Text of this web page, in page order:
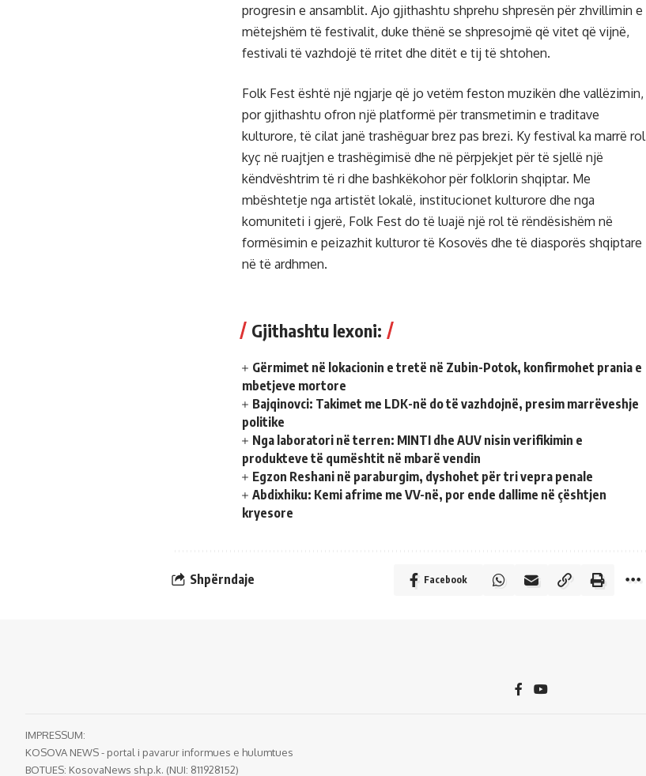
progresin e ansamblit. Ajo gjithashtu shprehu shpresën për zhvillimin e
mëtejshëm të festivalit, duke thënë se shpresojmë që vitet që vijnë,
festivali të vazhdojë të rritet dhe ditët e tij të shtohen.
Folk Fest është një ngjarje që jo vetëm feston muzikën dhe vallëzimin,
por gjithashtu ofron një platformë për transmetimin e traditave
kulturore, të cilat janë trashëguar brez pas brezi. Ky festival ka marrë rol
kyç në ruajtjen e trashëgimisë dhe në përpjekjet për të sjellë një
këndvështrim të ri dhe bashkëkohor për folklorin shqiptar. Me
mbështetje nga artistët lokalë, institucionet kulturore dhe nga
komuniteti i gjerë, Folk Fest do të luajë një rol të rëndësishëm në
formësimin e peizazhit kulturor të Kosovës dhe të diasporës shqiptare
në të ardhmen.
Gjithashtu lexoni:
Gërmimet në lokacionin e tretë në Zubin-Potok, konfirmohet prania e
mbetjeve mortore
Bajqinovci: Takimet me LDK-në do të vazhdojnë, presim marrëveshje
politike
Nga laboratori në terren: MINTI dhe AUV nisin verifikimin e
produkteve të qumështit në mbarë vendin
Egzon Reshani në paraburgim, dyshohet për tri vepra penale
Abdixhiku: Kemi afrime me VV-në, por ende dallime në çështjen
kryesore
Shpërndaje Facebook
IMPRESSUM:
KOSOVA NEWS - portal i pavarur informues e hulumtues
BOTUES: KosovaNews sh.p.k. (NUI: 811928152)